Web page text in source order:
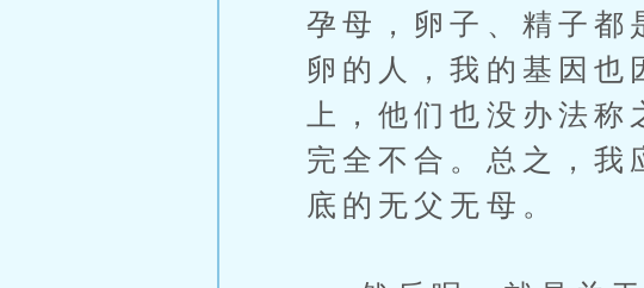
孕母，卵子、精子都
卵的人，我的基因也
上，他们也没办法
完全不合。总之，我
底的无父无母。